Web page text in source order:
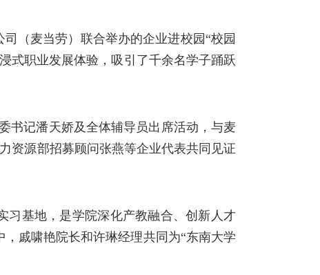
（麦当劳）联合举办的企业进校园 “校园
式职业发展体验 ，吸引了千余名学子踊跃
书记潘天娇及全体辅导员出席活动， 与麦
资源部招募顾问张燕等企业代表共同见证
习基地，是学院深化产教融合、创新人才
戚啸艳院长和许琳经理共同为“东南大学